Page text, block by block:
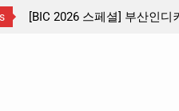
인디커넥트페스티벌 출품 인디